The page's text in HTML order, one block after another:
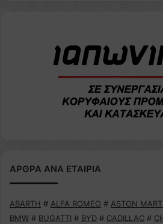
ΑΡΘΡΑ ΑΝΑ ΕΤΑΙΡΙΑ
ABARTH # ALFA ROMEO # ASTON
BMW # BUGATTI # BYD # CADILLAC #